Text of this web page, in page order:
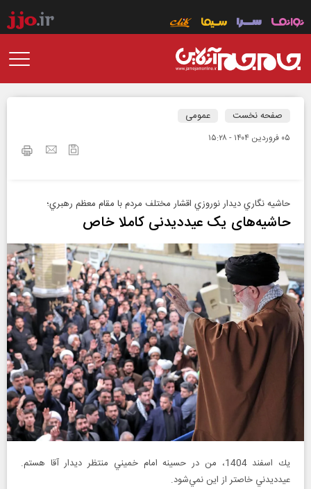
صفحه نخست عمومی
۰۵ فروردين ۱۴۰۴ - ۱۵:۲۸
حاشيه نگاري ديدار نوروزي اقشار مختلف مردم با مقام معظم رهبري؛
حاشيه‌های يک عيدديدنی كاملا خاص
يك اسفند 1404، من در حسينه امام خميني منتظر ديدار آقا هستم.
عيدديدني خاصتر از اين نمي‌شود.